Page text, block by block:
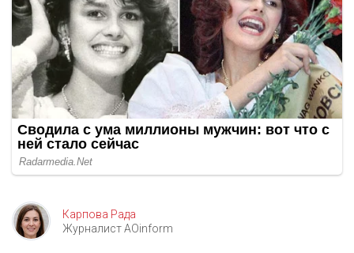
Карпова Рада
Журналист AOinform